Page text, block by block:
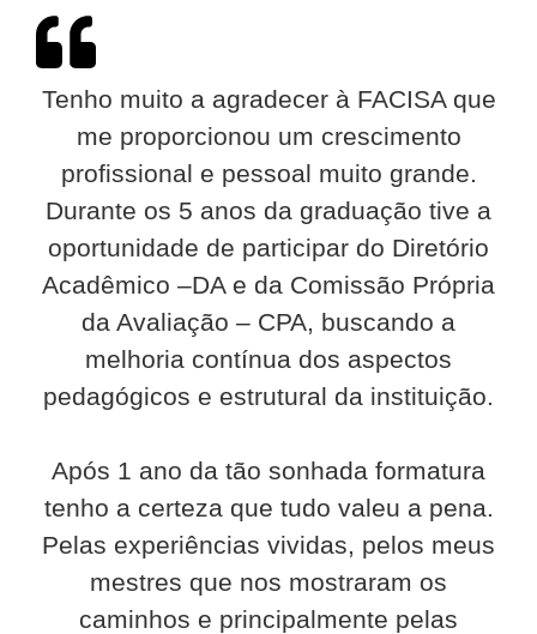
Tenho muito a agradecer à FACISA que
me proporcionou um crescimento
profissional e pessoal muito grande.
Durante os 5 anos da graduação tive a
oportunidade de participar do Diretório
Acadêmico –DA e da Comissão Própria
da Avaliação – CPA, buscando a
melhoria contínua dos aspectos
pedagógicos e estrutural da instituição.
Após 1 ano da tão sonhada formatura
tenho a certeza que tudo valeu a pena.
Pelas experiências vividas, pelos meus
mestres que nos mostraram os
caminhos e principalmente pelas